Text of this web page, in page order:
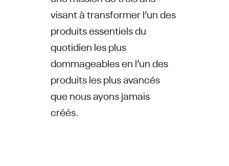
visant à transformer l’un des
produits essentiels du
quotidien les plus
dommageables en l’un des
produits les plus avancés
que nous ayons jamais
créés.